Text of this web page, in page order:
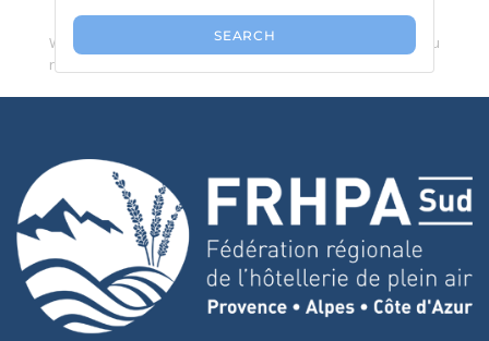
Wir empfehlen Ihnen, die Anzahl der Suchkriterien zu
reduzieren.